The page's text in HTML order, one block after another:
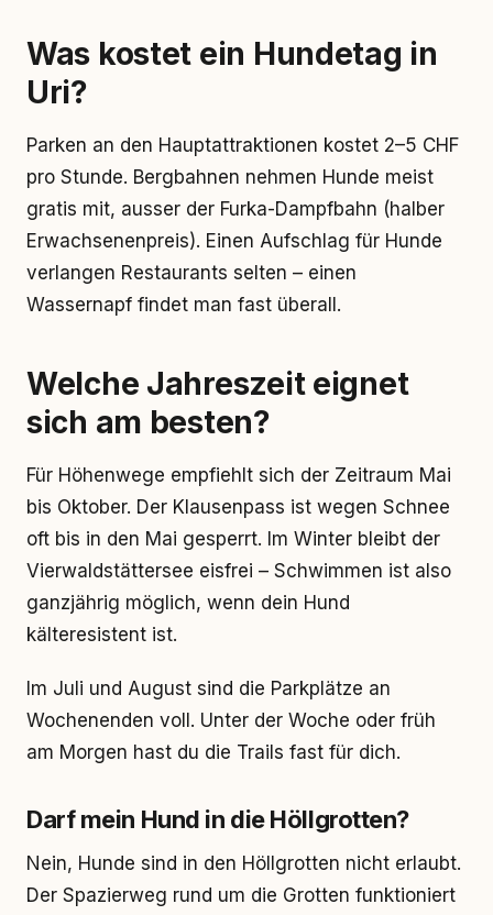
Was kostet ein Hundetag in
Uri?
Parken an den Hauptattraktionen kostet 2–5 CHF
pro Stunde. Bergbahnen nehmen Hunde meist
gratis mit, ausser der Furka-Dampfbahn (halber
Erwachsenenpreis). Einen Aufschlag für Hunde
verlangen Restaurants selten – einen
Wassernapf findet man fast überall.
Welche Jahreszeit eignet
sich am besten?
Für Höhenwege empfiehlt sich der Zeitraum Mai
bis Oktober. Der Klausenpass ist wegen Schnee
oft bis in den Mai gesperrt. Im Winter bleibt der
Vierwaldstättersee eisfrei – Schwimmen ist also
ganzjährig möglich, wenn dein Hund
kälteresistent ist.
Im Juli und August sind die Parkplätze an
Wochenenden voll. Unter der Woche oder früh
am Morgen hast du die Trails fast für dich.
Darf mein Hund in die Höllgrotten?
Nein, Hunde sind in den Höllgrotten nicht erlaubt.
Der Spazierweg rund um die Grotten funktioniert